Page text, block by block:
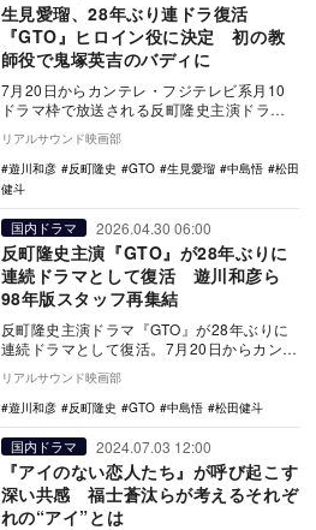
生見愛瑠、28年ぶり連ドラ復活
『GTO』ヒロイン役に決定 初の教
師役で鬼塚英吉のバディに
7月20日からカンテレ・フジテレビ系月10
ドラマ枠で放送される反町隆史主演ドラマ
『GTO』のヒロイン役に生見愛瑠が決定し
た。 …
リアルサウンド映画部
遊川和彦
反町隆史 GTO 生見愛瑠 中島悟
松田
健斗
国内ドラマ 2026.04.30 06:00
反町隆史主演『GTO』が28年ぶりに
連続ドラマとして復活 遊川和彦ら
98年版スタッフ再集結
反町隆史主演ドラマ『GTO』が28年ぶりに
連続ドラマとして復活。7月20日からカンテ
レ・フジテレビ系月10ドラマ枠で放送され
る。…
リアルサウンド映画部
遊川和彦
反町隆史 GTO 中島悟 松田健斗
国内ドラマ 2024.07.03 12:00
『アイのない恋人たち』が呼び起こす
深い共感 福士蒼汰らが考えるそれぞ
れの“アイ”とは